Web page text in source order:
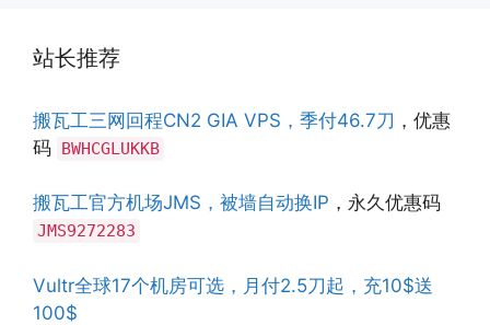
站长推荐
搬瓦工三网回程CN2 GIA VPS，季付46.7刀 ，优惠
码 BWHCGLUKKB
搬瓦工官方机场JMS，被墙自动换IP ，永久优惠码
JMS9272283
Vultr全球17个机房可选，月付2.5刀起，充10$送
100$